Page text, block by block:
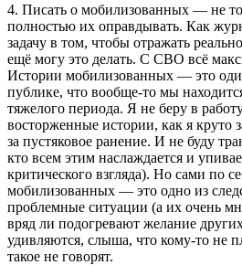
4. Писать о мобилизованных — не
полностью их оправдывать. Как
задачу в том, чтобы отражать
ещё могу это делать. С СВО всё
Истории мобилизованных — это
публике, что вообще-то мы
тяжелого периода. Я не беру в
восторженные истории, как я круто
за пустяковое ранение. И не буду
кто всем этим наслаждается и
критического взгляда). Но сами по
мобилизованных — это одно из
проблемные ситуации (а их очень
вряд ли подогревают желание
удивляются, слыша, что кому-то не
такое не говорят.